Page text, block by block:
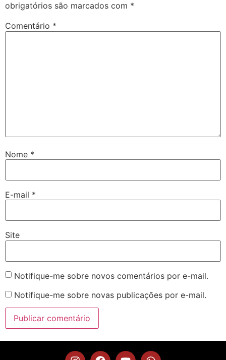
obrigatórios são marcados com *
Comentário *
Nome *
E-mail *
Site
Notifique-me sobre novos comentários por e-mail.
Notifique-me sobre novas publicações por e-mail.